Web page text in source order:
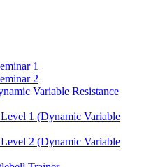
1
2
Variable Resistance
1 (Dynamic Variable
2 (Dynamic Variable